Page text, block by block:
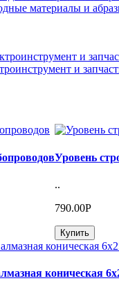
материалы и
и
Уровень
..
790.00Р
Купить
коническая